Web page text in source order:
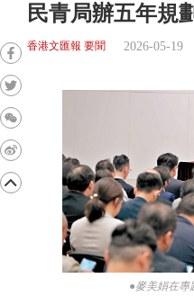
民青局辦五年規
香港文匯報 要聞 2026-05-19
●麥美娟在專